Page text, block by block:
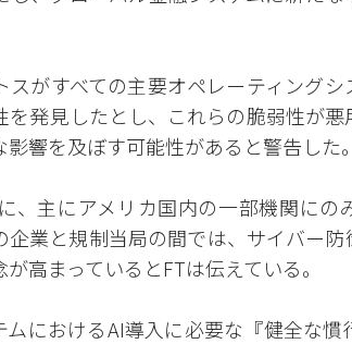
スがすべての主要オペレーティング
発見したとし、これらの脆弱性が
響を及ぼす可能性があると警告した。
、主にアメリカ国内の一部機関にの
業と規制当局の間では、サイバー
高まっているとFTは伝えている。
ムにおけるAI導入に必要な『健全な